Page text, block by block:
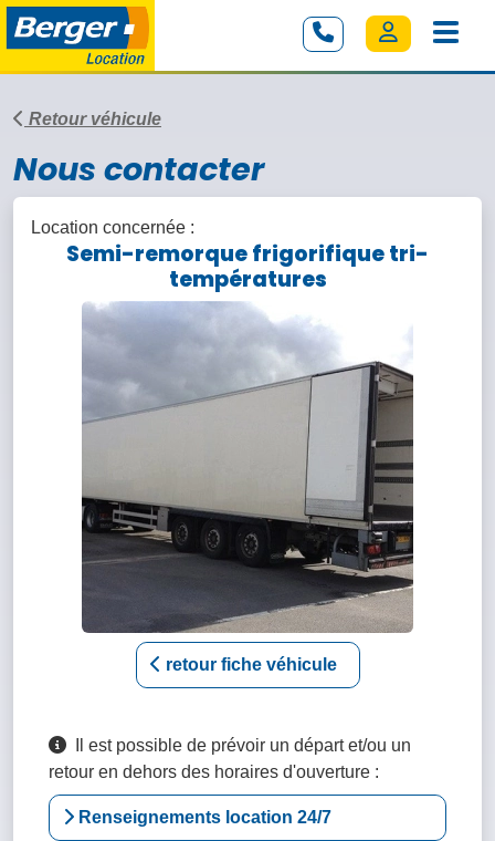
Retour véhicule
Nous contacter
Location concernée :
Semi-remorque frigorifique tri-
températures
retour fiche véhicule
Il est possible de prévoir un départ et/ou un
retour en dehors des horaires d'ouverture :
Renseignements location 24/7